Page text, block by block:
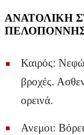
ΑΝΑΤΟΛΙΚΗ
Καιρός:
βροχές.
ορεινά.
Ανεμοι: